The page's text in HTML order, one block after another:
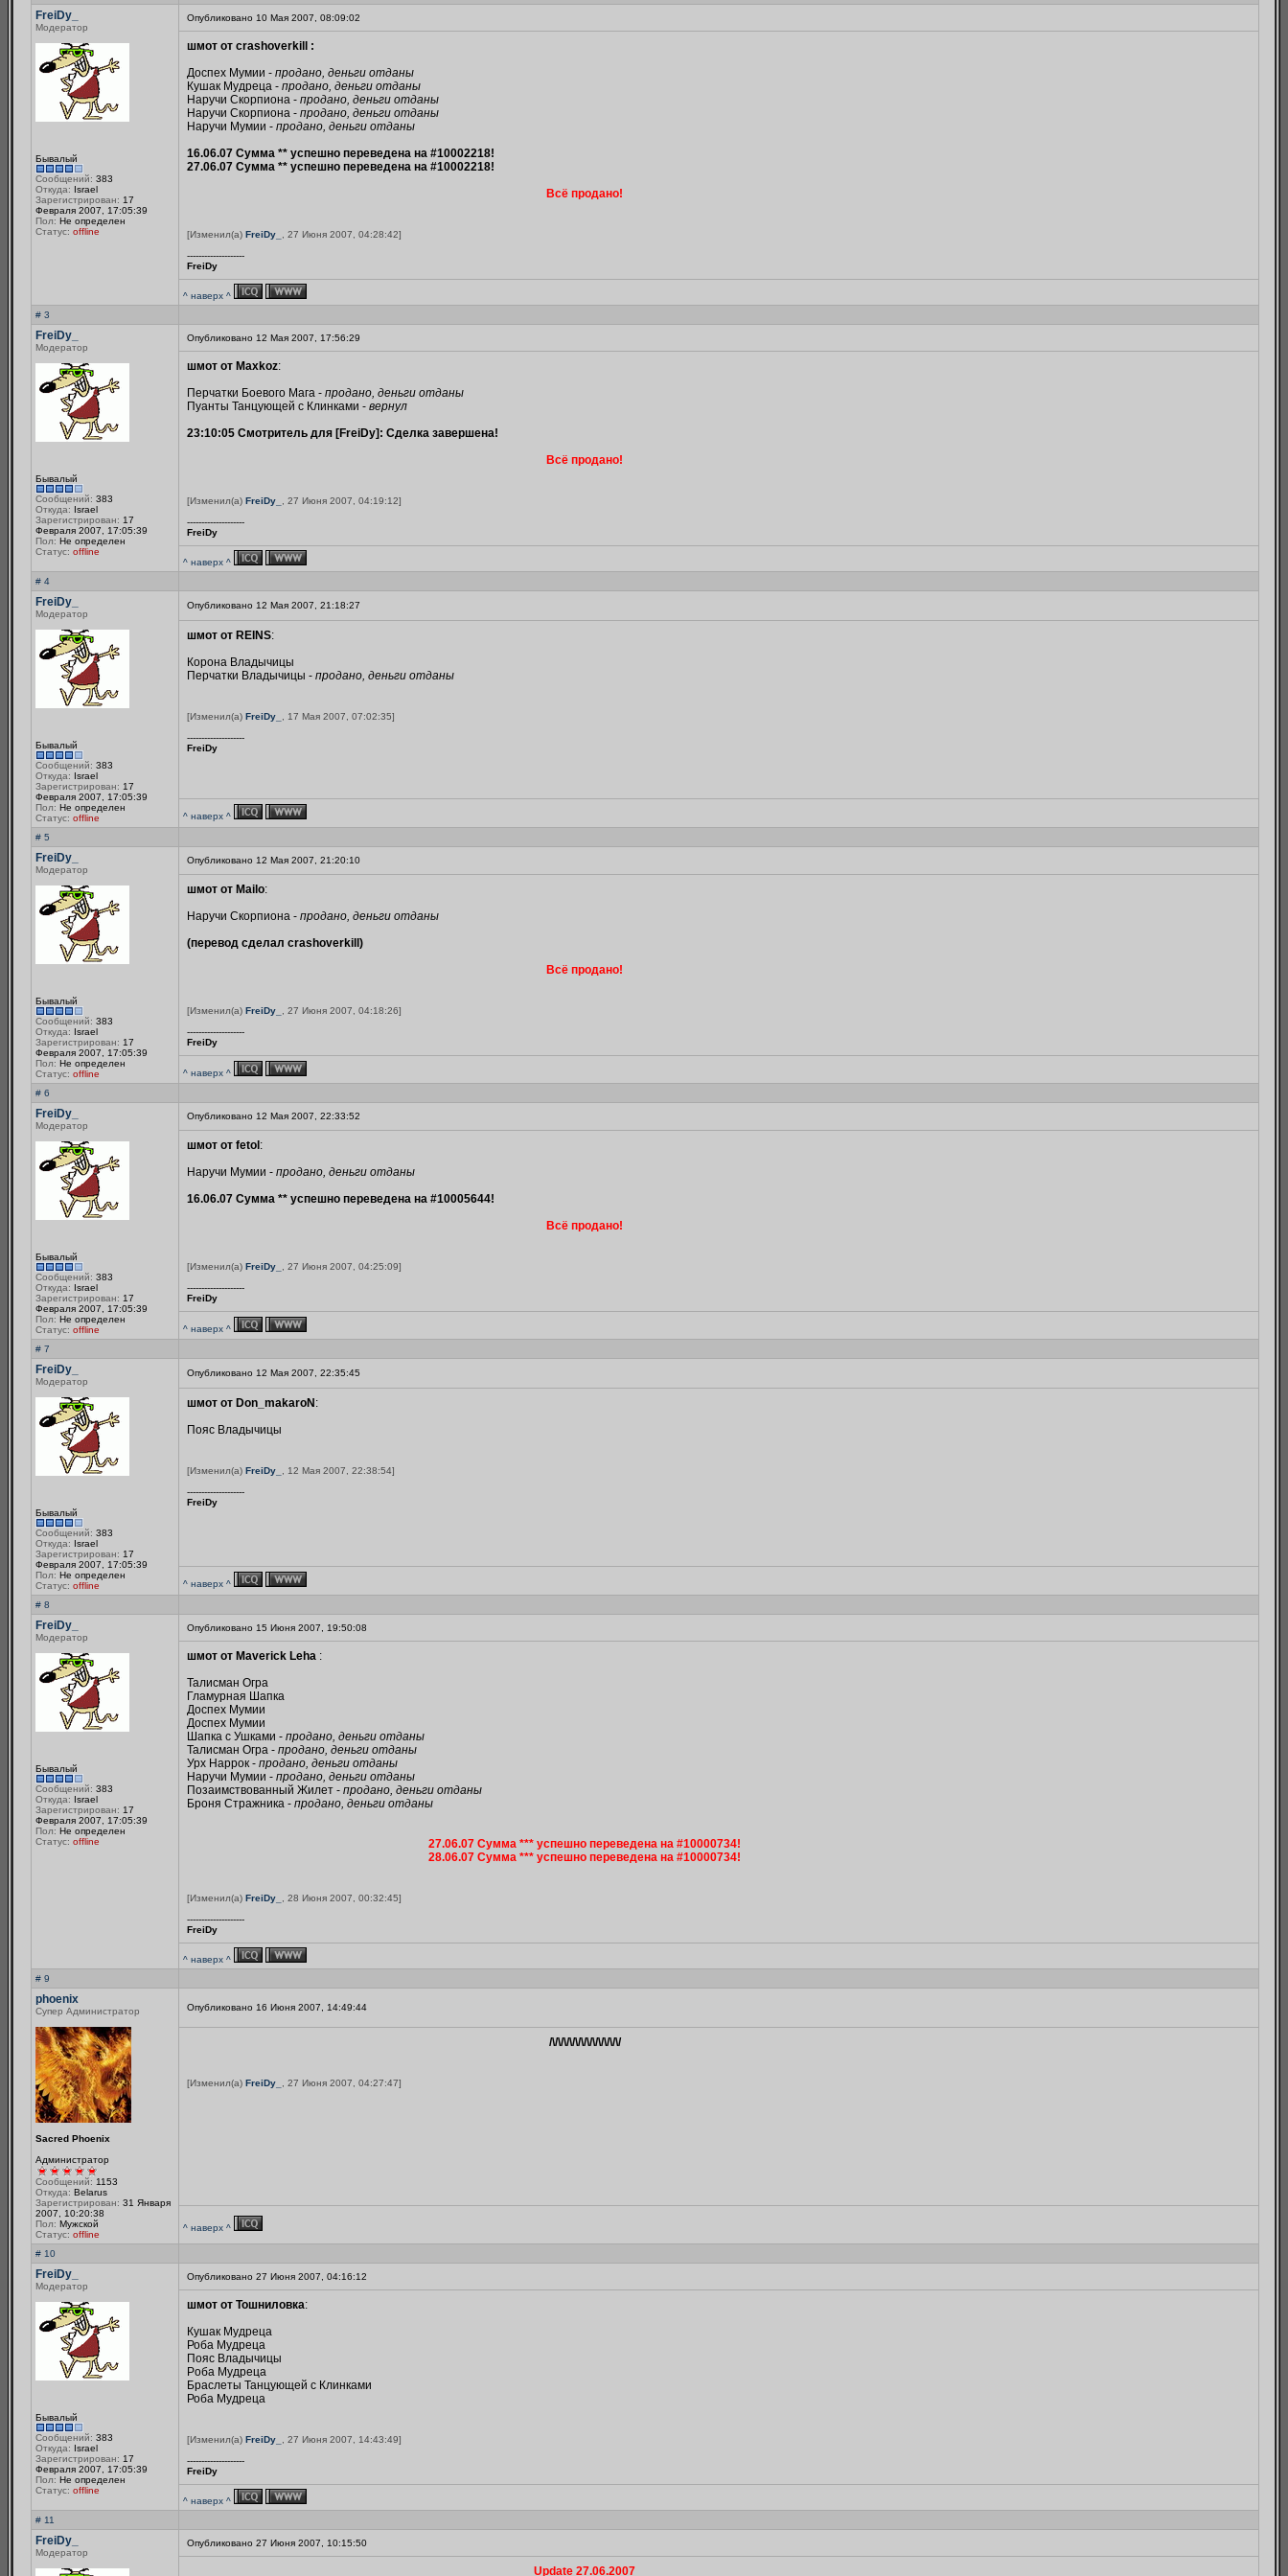
FreiDy_
Модератор
Бывалый
Сообщений: 383
Откуда: Israel
Зарегистрирован: 17
Февраля 2007, 17:05:39
Пол: Не определен
Статус: offline
Опубликовано 10 Мая 2007, 08:09:02
шмот от crashoverkill :
Доспех Мумии - продано, деньги отданы
Кушак Мудреца - продано, деньги отданы
Наручи Скорпиона - продано, деньги отданы
Наручи Скорпиона - продано, деньги отданы
Наручи Мумии - продано, деньги отданы
16.06.07 Сумма ** успешно переведена на #10002218!
27.06.07 Сумма ** успешно переведена на #10002218!
Всё продано!
[Изменил(а) FreiDy_
, 27 Июня 2007, 04:28:42]
--------------------
FreiDy
^ наверх ^
# 3
FreiDy_
Модератор
Бывалый
Сообщений: 383
Откуда: Israel
Зарегистрирован: 17
Февраля 2007, 17:05:39
Пол: Не определен
Статус: offline
Опубликовано 12 Мая 2007, 17:56:29
шмот от Maxkoz:
Перчатки Боевого Мага - продано, деньги отданы
Пуанты Танцующей с Клинками - вернул
23:10:05 Смотритель для [FreiDy]: Сделка завершена!
Всё продано!
[Изменил(а) FreiDy_
, 27 Июня 2007, 04:19:12]
--------------------
FreiDy
^ наверх ^
# 4
FreiDy_
Модератор
Бывалый
Сообщений: 383
Откуда: Israel
Зарегистрирован: 17
Февраля 2007, 17:05:39
Пол: Не определен
Статус: offline
Опубликовано 12 Мая 2007, 21:18:27
шмот от REINS:
Корона Владычицы
Перчатки Владычицы - продано, деньги отданы
[Изменил(а) FreiDy_
, 17 Мая 2007, 07:02:35]
--------------------
FreiDy
^ наверх ^
# 5
FreiDy_
Модератор
Бывалый
Сообщений: 383
Откуда: Israel
Зарегистрирован: 17
Февраля 2007, 17:05:39
Пол: Не определен
Статус: offline
Опубликовано 12 Мая 2007, 21:20:10
шмот от Mailo:
Наручи Скорпиона - продано, деньги отданы
(перевод сделал crashoverkill)
Всё продано!
[Изменил(а) FreiDy_
, 27 Июня 2007, 04:18:26]
--------------------
FreiDy
^ наверх ^
# 6
FreiDy_
Модератор
Бывалый
Сообщений: 383
Откуда: Israel
Зарегистрирован: 17
Февраля 2007, 17:05:39
Пол: Не определен
Статус: offline
Опубликовано 12 Мая 2007, 22:33:52
шмот от fetol :
Наручи Мумии - продано, деньги отданы
16.06.07 Сумма ** успешно переведена на #10005644!
Всё продано!
[Изменил(а) FreiDy_
, 27 Июня 2007, 04:25:09]
--------------------
FreiDy
^ наверх ^
# 7
FreiDy_
Модератор
Бывалый
Сообщений: 383
Откуда: Israel
Зарегистрирован: 17
Февраля 2007, 17:05:39
Пол: Не определен
Статус: offline
Опубликовано 12 Мая 2007, 22:35:45
шмот от Don_makaroN :
Пояс Владычицы
[Изменил(а) FreiDy_
, 12 Мая 2007, 22:38:54]
--------------------
FreiDy
^ наверх ^
# 8
FreiDy_
Модератор
Бывалый
Сообщений: 383
Откуда: Israel
Зарегистрирован: 17
Февраля 2007, 17:05:39
Пол: Не определен
Статус: offline
Опубликовано 15 Июня 2007, 19:50:08
шмот от Maverick Leha :
Талисман Огра
Гламурная Шапка
Доспех Мумии
Доспех Мумии
Шапка с Ушками - продано, деньги отданы
Талисман Огра - продано, деньги отданы
Урх Наррок - продано, деньги отданы
Наручи Мумии - продано, деньги отданы
Позаимствованный Жилет - продано, деньги отданы
Броня Стражника - продано, деньги отданы
27.06.07 Сумма *** успешно переведена на #10000734!
28.06.07 Сумма *** успешно переведена на #10000734!
[Изменил(а) FreiDy_
, 28 Июня 2007, 00:32:45]
--------------------
FreiDy
^ наверх ^
# 9
phoenix
Супер Администратор
Sacred Phoenix
Администратор
Сообщений: 1153
Откуда: Belarus
Зарегистрирован: 31 Января
2007, 10:20:38
Пол: Мужской
Статус: offline
Опубликовано 16 Июня 2007, 14:49:44
/\/\/\/\/\/\/\/\/\/\/\/\/
[Изменил(а) FreiDy_ , 27 Июня 2007, 04:27:47]
^ наверх ^
# 10
FreiDy_
Модератор
Бывалый
Сообщений: 383
Откуда: Israel
Зарегистрирован: 17
Февраля 2007, 17:05:39
Пол: Не определен
Статус: offline
Опубликовано 27 Июня 2007, 04:16:12
шмот от Тошниловка:
Кушак Мудреца
Роба Мудреца
Пояс Владычицы
Pоба Мудреца
Браслеты Танцующей с Клинками
Роба Мудреца
[Изменил(а) FreiDy_
, 27 Июня 2007, 14:43:49]
--------------------
FreiDy
^ наверх ^
# 11
FreiDy_
Модератор
Опубликовано 27 Июня 2007, 10:15:50
Update 27.06.2007